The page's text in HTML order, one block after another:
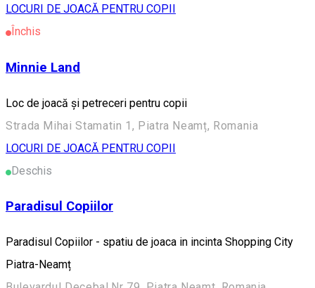
LOCURI DE JOACĂ PENTRU COPII
Închis
Minnie Land
Loc de joacă și petreceri pentru copii
Strada Mihai Stamatin 1, Piatra Neamț, Romania
LOCURI DE JOACĂ PENTRU COPII
Deschis
Paradisul Copiilor
Paradisul Copiilor - spatiu de joaca in incinta Shopping City
Piatra-Neamț